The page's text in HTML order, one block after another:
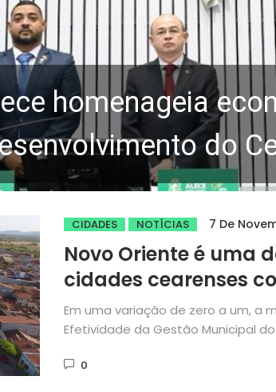
homenageia
do
CIDADES NOTÍCIAS 7 De
Novo Oriente é uma
cidades cearenses
administração
TCE
Em uma variação de zero a um, a
Efetividade da Gestão Municipal
0